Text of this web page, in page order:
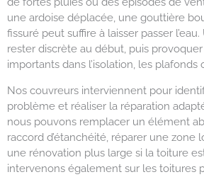
une ardoise déplacée, une gouttière
fissuré peut suffire à laisser passer
rester discrète au début, puis
importants dans l’isolation, les plafonds
Nos couvreurs interviennent pour
problème et réaliser la réparation
nous pouvons remplacer un élément
raccord d’étanchéité, réparer une zone
une rénovation plus large si la toiture
intervenons également sur les toitures